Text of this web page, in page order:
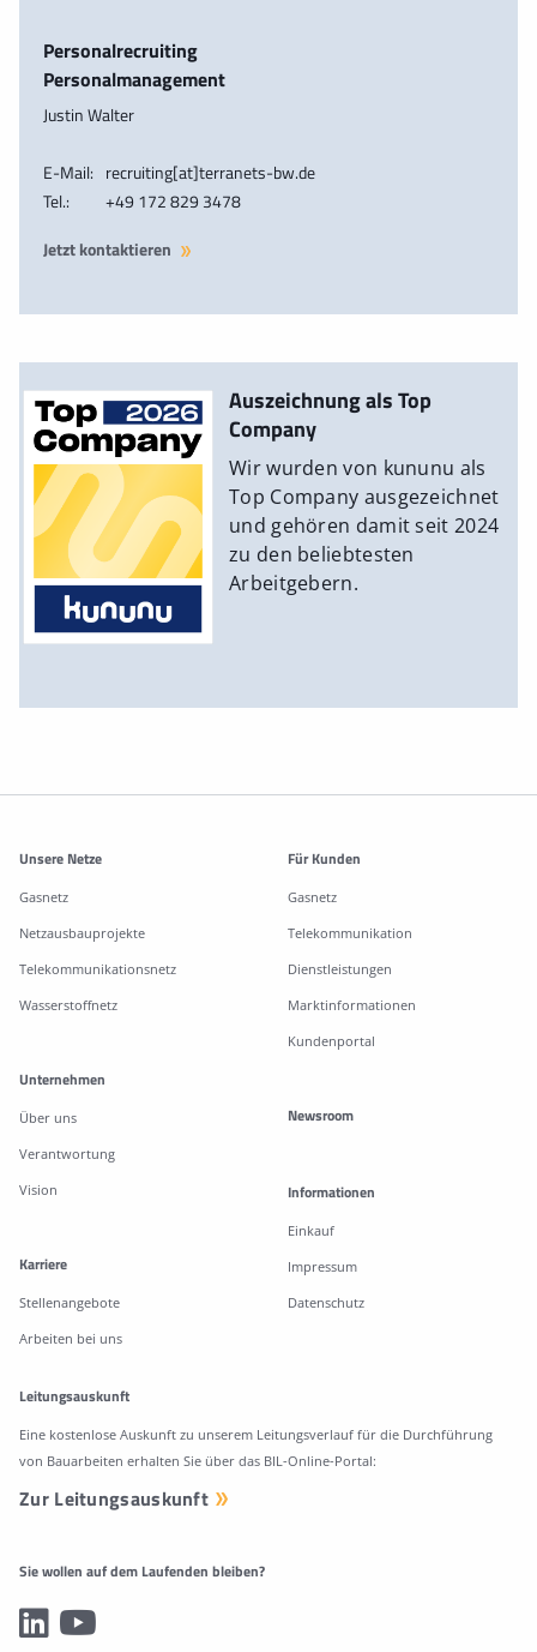
Personalrecruiting
Personalmanagement
Justin Walter
E-Mail: recruiting[at]terranets-bw.de
Tel.:
+49 172 829 3478
Jetzt kontaktieren
Auszeichnung als Top
Company
Wir wurden von kununu als
Top Company ausgezeichnet
und gehören damit seit 2024
zu den beliebtesten
Arbeitgebern.
Weitere Informationen
Unsere Netze
Gasnetz
Netzausbauprojekte
Telekommunikationsnetz
Wasserstoffnetz
Für Kunden
Gasnetz
Telekommunikation
Dienstleistungen
Marktinformationen
Kundenportal
Unternehmen
Über uns
Verantwortung
Vision
Karriere
Stellenangebote
Arbeiten bei uns
Newsroom
Informationen
Einkauf
Impressum
Datenschutz
Leitungsauskunft
Eine kostenlose Auskunft zu unserem Leitungsverlauf für die Durchführung
von Bauarbeiten erhalten Sie über das BIL-Online-Portal:
Zur Leitungsauskunft
Sie wollen auf dem Laufenden bleiben?